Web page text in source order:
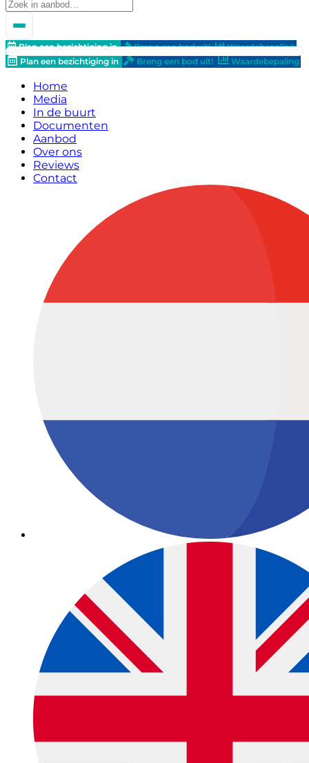
Plan een bezichtiging in Breng een bod uit!
Waardebepaling
Plan een bezichtiging in
Breng een bod uit! Waardebepaling
Home
Media
In de buurt
Documenten
Aanbod
Over ons
Reviews
Contact